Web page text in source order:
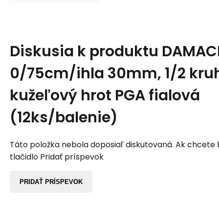
Diskusia k produktu
0/75cm/ihla 30mm, 1/2
kužeľový hrot PGA fialová
(12ks/balenie)
Táto položka nebola doposiaľ diskutovaná. Ak chcete
tlačidlo Pridať príspevok
PRIDAŤ PRÍSPEVOK